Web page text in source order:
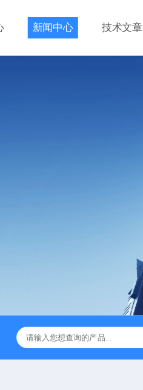
新闻中心 技术文章